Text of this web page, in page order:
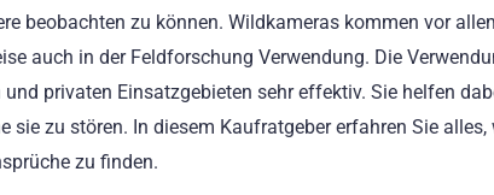
beobachten zu können. Wildkameras kommen vor
auch in der Feldforschung Verwendung. Die
privaten Einsatzgebieten sehr effektiv. Sie helfen
zu stören. In diesem Kaufratgeber erfahren Sie alles,
zu finden.